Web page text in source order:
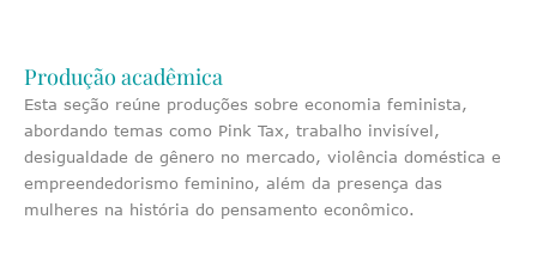
Produção acadêmica
Esta seção reúne produções sobre economia feminista,
abordando temas como Pink Tax, trabalho invisível,
desigualdade de gênero no mercado, violência doméstica e
empreendedorismo feminino, além da presença das
mulheres na história do pensamento econômico.